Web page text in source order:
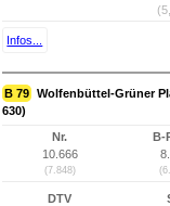
Infos...
B 79 Wolfenbüttel-Grüner
630)
Nr.
10.666
(7.848)
B-
DTV